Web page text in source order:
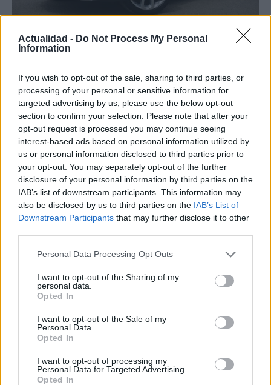
Actualidad - Do Not Process My Personal
Information
If you wish to opt-out of the sale, sharing to third parties, or
processing of your personal or sensitive information for
targeted advertising by us, please use the below opt-out
section to confirm your selection. Please note that after your
opt-out request is processed you may continue seeing
interest-based ads based on personal information utilized by
us or personal information disclosed to third parties prior to
your opt-out. You may separately opt-out of the further
disclosure of your personal information by third parties on the
IAB’s list of downstream participants. This information may
also be disclosed by us to third parties on the IAB’s List of
Downstream Participants that may further disclose it to other
Please note that this website/app uses one or more Google
not limited to your visit or usage behaviour. You may click to
grant or deny consent to Google and its third-party tags to
use your data for below specified purposes in below Google
consent section.
Personal Data Processing Opt Outs
I want to opt-out of the Sharing of my
personal data.
Opted In
I want to opt-out of the Sale of my
Personal Data.
Opted In
I want to opt-out of processing my
Personal Data for Targeted Advertising.
Opted In
Los coches más buscados
AUTOMOVIL
Heycar
¿Estás pensando en renovar tu coche? Apostar por…
AUTOMOVIL